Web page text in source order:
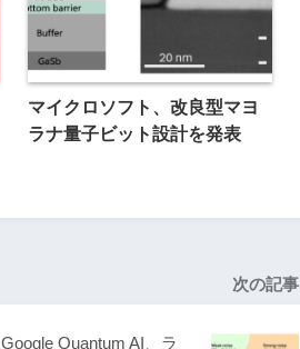
マイクロソフト、改良型マヨ
ラナ量子ビット設計を発表
次の記事
Google Quantum AI、ラ